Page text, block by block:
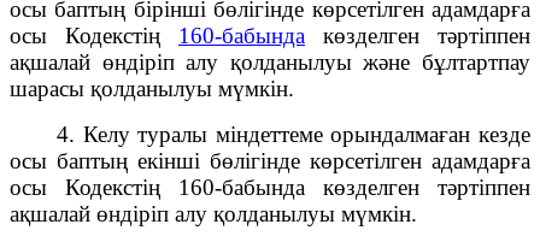
осы баптың бірінші бөлігінде көрсетілген адамдарға
осы Кодекстің 160-бабында көзделген тәртіппен
ақшалай өндіріп алу қолданылуы және бұлтартпау
шарасы қолданылуы мүмкін.
4. Келу туралы міндеттеме орындалмаған кезде
осы баптың екінші бөлігінде көрсетілген адамдарға
осы Кодекстің 160-бабында көзделген тәртіппен
ақшалай өндіріп алу қолданылуы мүмкін.